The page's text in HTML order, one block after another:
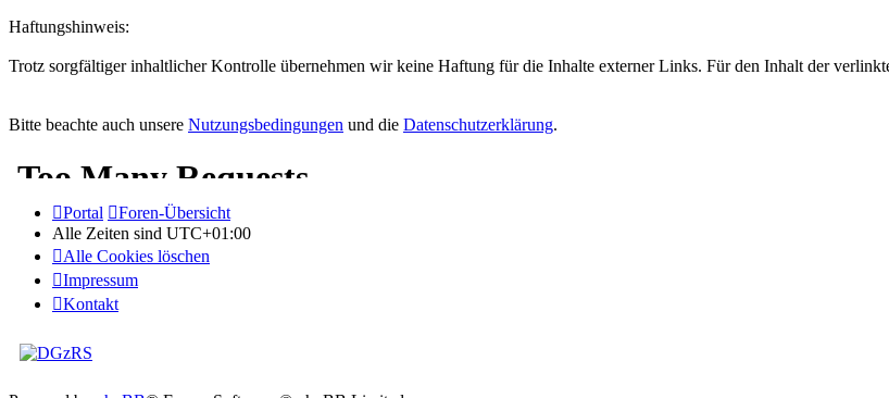
Haftungshinweis:
Trotz sorgfältiger inhaltlicher Kontrolle übernehmen wir keine Haftung für die Inhalte externer Links. Für den Inhalt der
Bitte beachte auch unsere Nutzungsbedingungen und die Datenschutzerklärung.
Portal
Foren-Übersicht
Alle Zeiten sind UTC+01:00
Alle Cookies löschen
Impressum
Kontakt